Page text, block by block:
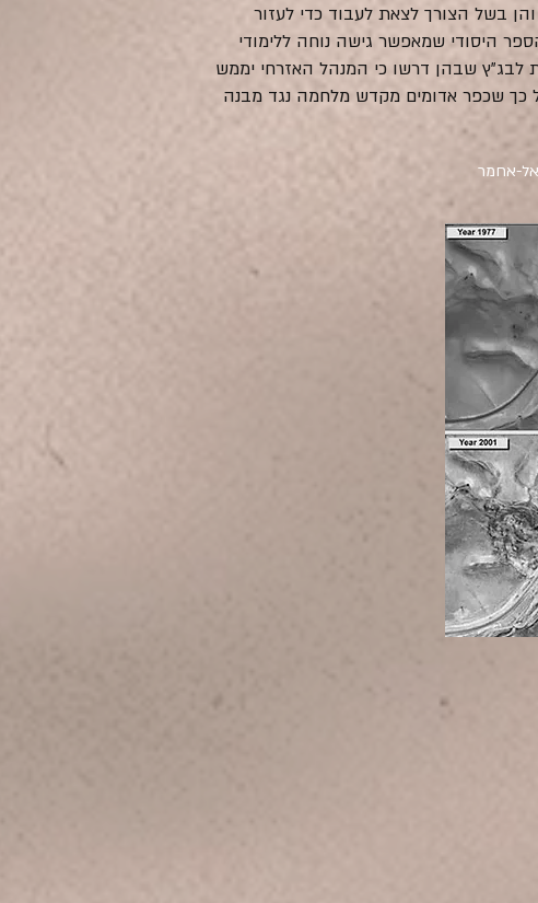
בשל הצורך לצאת לעבוד כדי לעזור
היסודי שמאפשר גישה נוחה ללימודי
לבג"ץ שבהן דרשו כי המנהל האזרחי יממש
כך שכפר אדומים מקדש מלחמה נגד מבנה